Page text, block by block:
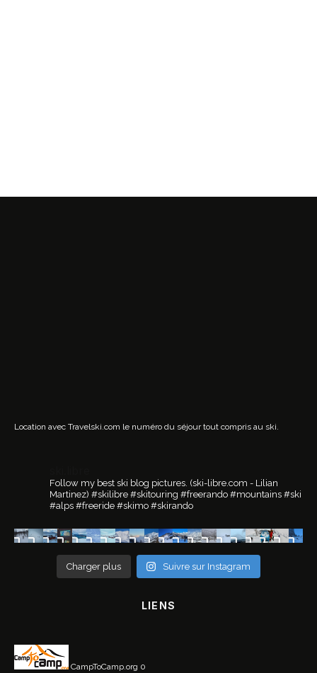
Location avec Travelski.com le numéro du séjour tout compris au ski.
Follow my best ski blog pictures. (ski-libre.com - Lilian
Martinez) #skilibre #skitouring #freerando #mountains #ski
#alps #freeride #skimo #skirando
Charger plus Suivre sur Instagram
LIENS
CampToCamp.org 0